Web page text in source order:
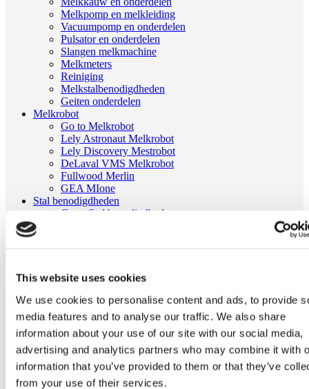
This website uses cookies
We use cookies to personalise content and ads, to provide
media features and to analyse our traffic. We also share
information about your use of our site with our social media,
advertising and analytics partners who may combine it with
information that you’ve provided to them or that they’ve
from your use of their services.
Melkpomp en melkleiding
Vacuumpomp en onderdelen
Pulsator en onderdelen
Slangen melkmachine
Melkmeters
Reiniging
Melkstalbenodigdheden
Geiten onderdelen
Melkrobot
Go to Melkrobot
Lely Astronaut Melkrobot
Lely Discovery Mestrobot
DeLaval VMS Melkrobot
Fullwood Merlin
GEA MIone
Stal benodigdheden
Go to Stal benodigdheden
Skelex
Home
Melkmachine
Melkkauw en onderdelen
RVS as voor stootdop passend voor Clearflow | Fullwood
021633
Ga naar het einde van de afbeeldingen-gallerij